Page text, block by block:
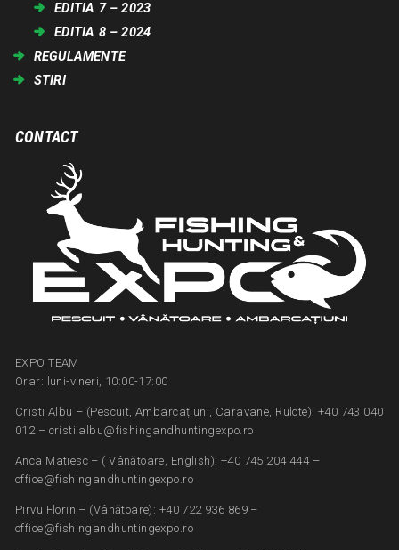
EDITIA 7 – 2023
EDITIA 8 – 2024
REGULAMENTE
STIRI
CONTACT
EXPO TEAM
Orar: luni-vineri, 10:00-17:00
Cristi Albu – (Pescuit, Ambarcațiuni, Caravane, Rulote): +40 743 040
012 – cristi.albu@fishingandhuntingexpo.ro
Anca Matiesc – ( Vânătoare, English): +40 745 204 444 –
office@fishingandhuntingexpo.ro
Pirvu Florin – (Vânătoare): +40 722 936 869 –
office@fishingandhuntingexpo.ro